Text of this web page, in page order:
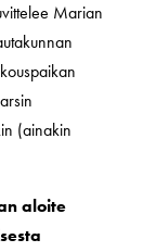
Marian
(ainakin
aloite